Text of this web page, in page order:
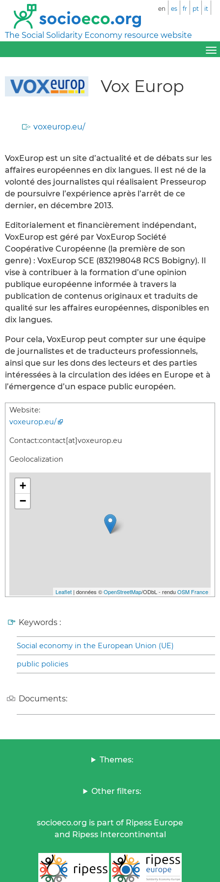
The Social Solidarity Economy resource website
en es fr pt it
Vox Europ
voxeurop.eu/
VoxEurop est un site d’actualité et de débats sur les
affaires européennes en dix langues. Il est né de la
volonté des journalistes qui réalisaient Presseurop
de poursuivre l’expérience après l’arrêt de ce
dernier, en décembre 2013.
Editorialement et financièrement indépendant,
VoxEurop est géré par VoxEurop Société
Coopérative Curopéenne (la première de son
genre) : VoxEurop SCE (832198048 RCS Bobigny). Il
vise à contribuer à la formation d’une opinion
publique européenne informée à travers la
publication de contenus originaux et traduits de
qualité sur les affaires européennes, disponibles en
dix langues.
Pour cela, VoxEurop peut compter sur une équipe
de journalistes et de traducteurs professionnels,
ainsi que sur les dons des lecteurs et des parties
intéressées à la circulation des idées en Europe et à
l’émergence d’un espace public européen.
Website:
voxeurop.eu/
Contact:contact[at]voxeurop.eu
Geolocalization
+
−
Leaflet | données ©OpenStreetMap/ODbL - renduOSM France
Keywords :
Social economy in the European Union (UE)
public policies
Documents:
Themes:
Other filters:
socioeco.org is part of Ripess Europe
and Ripess Intercontinental